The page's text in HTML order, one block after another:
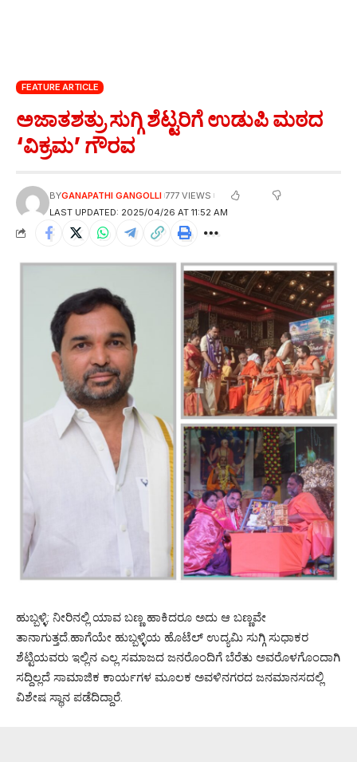
FEATURE ARTICLE
ಅಜಾತಶತ್ರು ಸುಗ್ಗಿ ಶೆಟ್ಟರಿಗೆ ಉಡುಪಿ ಮಠದ
‘ವಿಕ್ರಮ’ ಗೌರವ
LAST UPDATED: 2025/04/26 AT 11:52 AM
BYGANAPATHI GANGOLLI 777 VIEWS
ಹುಬ್ಬಳ್ಳಿ: ನೀರಿನಲ್ಲಿ ಯಾವ ಬಣ್ಣ ಹಾಕಿದರೂ ಅದು ಆ ಬಣ್ಣವೇ
ತಾನಾಗುತ್ತದೆ.ಹಾಗೆಯೇ ಹುಬ್ಬಳ್ಳಿಯ ಹೊಟೆಲ್ ಉದ್ಯಮಿ ಸುಗ್ಗಿ ಸುಧಾಕರ
ಶೆಟ್ಟಿಯವರು ಇಲ್ಲಿನ ಎಲ್ಲ ಸಮಾಜದ ಜನರೊಂದಿಗೆ ಬೆರೆತು ಅವರೊಳಗೊಂದಾಗಿ
ಸದ್ದಿಲ್ಲದೆ ಸಾಮಾಜಿಕ ಕಾರ್ಯಗಳ ಮೂಲಕ ಅವಳಿನಗರದ ಜನಮಾನಸದಲ್ಲಿ
ವಿಶೇಷ ಸ್ಥಾನ ಪಡೆದಿದ್ದಾರೆ.